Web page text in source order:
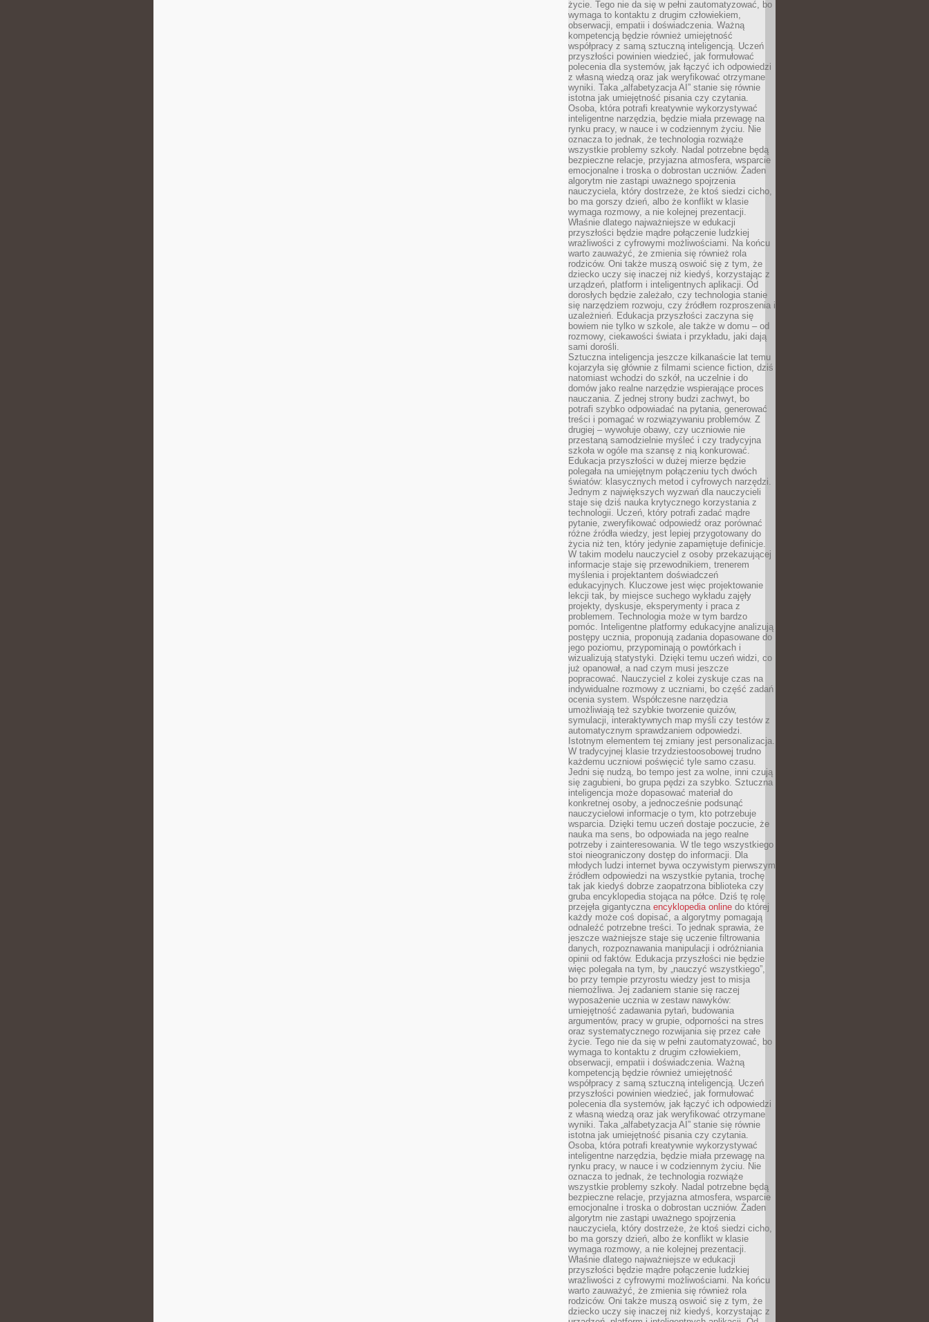
życie. Tego nie da się w pełni zautomatyzować, bo
wymaga to kontaktu z drugim człowiekiem,
obserwacji, empatii i doświadczenia. Ważną
kompetencją będzie również umiejętność
współpracy z samą sztuczną inteligencją. Uczeń
przyszłości powinien wiedzieć, jak formułować
polecenia dla systemów, jak łączyć ich odpowiedzi
z własną wiedzą oraz jak weryfikować otrzymane
wyniki. Taka „alfabetyzacja AI” stanie się równie
istotna jak umiejętność pisania czy czytania.
Osoba, która potrafi kreatywnie wykorzystywać
inteligentne narzędzia, będzie miała przewagę na
rynku pracy, w nauce i w codziennym życiu. Nie
oznacza to jednak, że technologia rozwiąże
wszystkie problemy szkoły. Nadal potrzebne będą
bezpieczne relacje, przyjazna atmosfera, wsparcie
emocjonalne i troska o dobrostan uczniów. Żaden
algorytm nie zastąpi uważnego spojrzenia
nauczyciela, który dostrzeże, że ktoś siedzi cicho,
bo ma gorszy dzień, albo że konflikt w klasie
wymaga rozmowy, a nie kolejnej prezentacji.
Właśnie dlatego najważniejsze w edukacji
przyszłości będzie mądre połączenie ludzkiej
wrażliwości z cyfrowymi możliwościami. Na końcu
warto zauważyć, że zmienia się również rola
rodziców. Oni także muszą oswoić się z tym, że
dziecko uczy się inaczej niż kiedyś, korzystając z
urządzeń, platform i inteligentnych aplikacji. Od
dorosłych będzie zależało, czy technologia stanie
się narzędziem rozwoju, czy źródłem rozproszenia i
uzależnień. Edukacja przyszłości zaczyna się
bowiem nie tylko w szkole, ale także w domu – od
rozmowy, ciekawości świata i przykładu, jaki dają
sami dorośli.
Sztuczna inteligencja jeszcze kilkanaście lat temu
kojarzyła się głównie z filmami science fiction, dziś
natomiast wchodzi do szkół, na uczelnie i do
domów jako realne narzędzie wspierające proces
nauczania. Z jednej strony budzi zachwyt, bo
potrafi szybko odpowiadać na pytania, generować
treści i pomagać w rozwiązywaniu problemów. Z
drugiej – wywołuje obawy, czy uczniowie nie
przestaną samodzielnie myśleć i czy tradycyjna
szkoła w ogóle ma szansę z nią konkurować.
Edukacja przyszłości w dużej mierze będzie
polegała na umiejętnym połączeniu tych dwóch
światów: klasycznych metod i cyfrowych narzędzi.
Jednym z największych wyzwań dla nauczycieli
staje się dziś nauka krytycznego korzystania z
technologii. Uczeń, który potrafi zadać mądre
pytanie, zweryfikować odpowiedź oraz porównać
różne źródła wiedzy, jest lepiej przygotowany do
życia niż ten, który jedynie zapamiętuje definicje.
W takim modelu nauczyciel z osoby przekazującej
informacje staje się przewodnikiem, trenerem
myślenia i projektantem doświadczeń
edukacyjnych. Kluczowe jest więc projektowanie
lekcji tak, by miejsce suchego wykładu zajęły
projekty, dyskusje, eksperymenty i praca z
problemem. Technologia może w tym bardzo
pomóc. Inteligentne platformy edukacyjne analizują
postępy ucznia, proponują zadania dopasowane do
jego poziomu, przypominają o powtórkach i
wizualizują statystyki. Dzięki temu uczeń widzi, co
już opanował, a nad czym musi jeszcze
popracować. Nauczyciel z kolei zyskuje czas na
indywidualne rozmowy z uczniami, bo część zadań
ocenia system. Współczesne narzędzia
umożliwiają też szybkie tworzenie quizów,
symulacji, interaktywnych map myśli czy testów z
automatycznym sprawdzaniem odpowiedzi.
Istotnym elementem tej zmiany jest personalizacja.
W tradycyjnej klasie trzydziestoosobowej trudno
każdemu uczniowi poświęcić tyle samo czasu.
Jedni się nudzą, bo tempo jest za wolne, inni czują
się zagubieni, bo grupa pędzi za szybko. Sztuczna
inteligencja może dopasować materiał do
konkretnej osoby, a jednocześnie podsunąć
nauczycielowi informacje o tym, kto potrzebuje
wsparcia. Dzięki temu uczeń dostaje poczucie, że
nauka ma sens, bo odpowiada na jego realne
potrzeby i zainteresowania. W tle tego wszystkiego
stoi nieograniczony dostęp do informacji. Dla
młodych ludzi internet bywa oczywistym pierwszym
źródłem odpowiedzi na wszystkie pytania, trochę
tak jak kiedyś dobrze zaopatrzona biblioteka czy
gruba encyklopedia stojąca na półce. Dziś tę rolę
przejęła gigantyczna encyklopedia online do której
każdy może coś dopisać, a algorytmy pomagają
odnaleźć potrzebne treści. To jednak sprawia, że
jeszcze ważniejsze staje się uczenie filtrowania
danych, rozpoznawania manipulacji i odróżniania
opinii od faktów. Edukacja przyszłości nie będzie
więc polegała na tym, by „nauczyć wszystkiego”,
bo przy tempie przyrostu wiedzy jest to misja
niemożliwa. Jej zadaniem stanie się raczej
wyposażenie ucznia w zestaw nawyków:
umiejętność zadawania pytań, budowania
argumentów, pracy w grupie, odporności na stres
oraz systematycznego rozwijania się przez całe
życie. Tego nie da się w pełni zautomatyzować, bo
wymaga to kontaktu z drugim człowiekiem,
obserwacji, empatii i doświadczenia. Ważną
kompetencją będzie również umiejętność
współpracy z samą sztuczną inteligencją. Uczeń
przyszłości powinien wiedzieć, jak formułować
polecenia dla systemów, jak łączyć ich odpowiedzi
z własną wiedzą oraz jak weryfikować otrzymane
wyniki. Taka „alfabetyzacja AI” stanie się równie
istotna jak umiejętność pisania czy czytania.
Osoba, która potrafi kreatywnie wykorzystywać
inteligentne narzędzia, będzie miała przewagę na
rynku pracy, w nauce i w codziennym życiu. Nie
oznacza to jednak, że technologia rozwiąże
wszystkie problemy szkoły. Nadal potrzebne będą
bezpieczne relacje, przyjazna atmosfera, wsparcie
emocjonalne i troska o dobrostan uczniów. Żaden
algorytm nie zastąpi uważnego spojrzenia
nauczyciela, który dostrzeże, że ktoś siedzi cicho,
bo ma gorszy dzień, albo że konflikt w klasie
wymaga rozmowy, a nie kolejnej prezentacji.
Właśnie dlatego najważniejsze w edukacji
przyszłości będzie mądre połączenie ludzkiej
wrażliwości z cyfrowymi możliwościami. Na końcu
warto zauważyć, że zmienia się również rola
rodziców. Oni także muszą oswoić się z tym, że
dziecko uczy się inaczej niż kiedyś, korzystając z